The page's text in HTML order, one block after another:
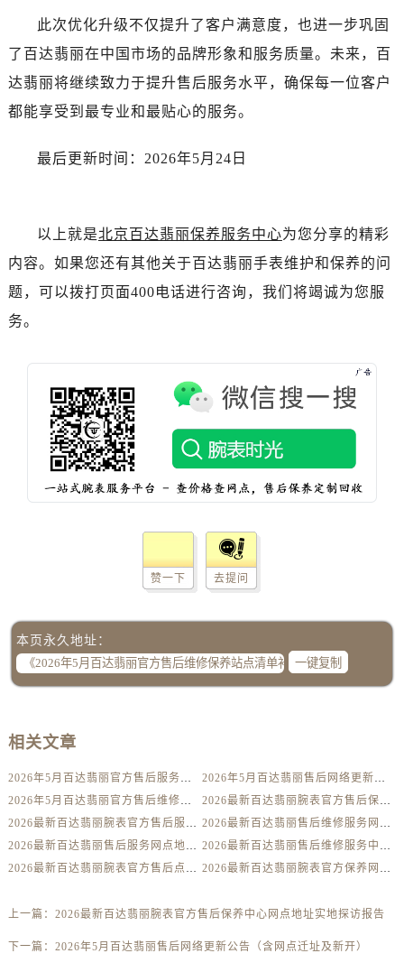
湖北省随州市曾都区青年路售后服务中心（需提前预约）
湖北省咸宁市咸安区长安大道售后服务中心（需提前预约）
湖北省襄阳市樊城区长虹路与人民路交叉口售后服务中心（需提前预约）
湖南省怀化市鹤城区迎丰中路售后服务中心（需提前预约）
湖南省娄底市娄星区长青街售后服务中心（需提前预约）
湖南省邵阳市双清区东风路售后服务中心（需提前预约）
湖南省永州市冷水滩区永州大道与中兴路交叉口售后服务中心（需提前预约）
湖南省长沙市芙蓉区建湘路393号世茂环球金融中心写字楼10层1013室售后服务中心（需提前预约）
甘肃省白银市白银区北京路售后服务中心（需提前预约）
甘肃省合作市人民街售后服务中心（需提前预约）
甘肃省陇南市武都区人民路售后服务中心（需提前预约）
甘肃省张掖市甘州区民乐北路售后服务中心（需提前预约）
宁夏回族自治区固原市原州区文化街售后服务中心（需提前预约）
宁夏回族自治区石嘴山市大武口区贺兰山路售后服务中心（需提前预约）
宁夏回族自治区银川市兴庆区新华东路97号新百中心C馆一层C1-18号商铺售后服务中心（需提前预约）
宁夏回族自治区中卫市沙坡头区鼓楼东街售后服务中心（需提前预约）
此次优化升级不仅提升了客户满意度，也进一步巩固
了百达翡丽在中国市场的品牌形象和服务质量。未来，百
达翡丽将继续致力于提升售后服务水平，确保每一位客户
都能享受到最专业和最贴心的服务。
最后更新时间：2026年5月24日
以上就是北京百达翡丽保养服务中心为您分享的精彩
内容。如果您还有其他关于百达翡丽手表维护和保养的问
题，可以拨打页面400电话进行咨询，我们将竭诚为您服
务。
赞一下 去提问
本页永久地址：
一键复制
相关文章
2026年5月百达翡丽官方售后服务点迁移与新增终极快报
2026年5月百达翡丽售后网络更新公告（含网点迁址及新开）
2026年5月百达翡丽官方售后维修保养站点清单补充版（搬迁新开）文件内容公示
2026最新百达翡丽腕表官方售后保养中心网点地址实地探访报告
2026最新百达翡丽腕表官方售后服务中心地址实地探访报告
2026最新百达翡丽售后维修服务网点地址考察报告
2026最新百达翡丽售后服务网点地址调研报告
2026最新百达翡丽售后维修服务中心地址调研报告
2026最新百达翡丽腕表官方售后点地址调研报告
2026最新百达翡丽腕表官方保养网点地址实地探访报告
上一篇： 2026最新百达翡丽腕表官方售后保养中心网点地址实地探访报告
下一篇： 2026年5月百达翡丽售后网络更新公告（含网点迁址及新开）